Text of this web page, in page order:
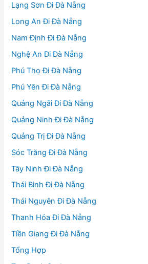
Lạng Sơn Đi Đà Nẵng
Long An Đi Đà Nẵng
Nam Định Đi Đà Nẵng
Nghệ An Đi Đà Nẵng
Phú Thọ Đi Đà Nẵng
Phú Yên Đi Đà Nẵng
Quảng Ngãi Đi Đà Nẵng
Quảng Ninh Đi Đà Nẵng
Quảng Trị Đi Đà Nẵng
Sóc Trăng Đi Đà Nẵng
Tây Ninh Đi Đà Nẵng
Thái Bình Đi Đà Nẵng
Thái Nguyên Đi Đà Nẵng
Thanh Hóa Đi Đà Nẵng
Tiền Giang Đi Đà Nẵng
Tổng Hợp